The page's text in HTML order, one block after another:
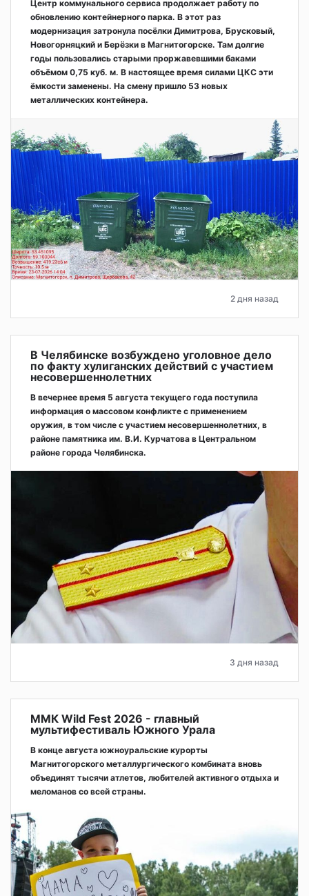
Центр коммунального сервиса продолжает работу по
обновлению контейнерного парка. В этот раз
модернизация затронула посёлки Димитрова, Брусковый,
Новогорняцкий и Берёзки в Магнитогорске. Там долгие
годы пользовались старыми проржавевшими баками
объёмом 0,75 куб. м. В настоящее время силами ЦКС эти
ёмкости заменены. На смену пришло 53 новых
металлических контейнера.
2 дня назад
В Челябинске возбуждено уголовное дело
по факту хулиганских действий с участием
несовершеннолетних
В вечернее время 5 августа текущего года поступила
информация о массовом конфликте с применением
оружия, в том числе с участием несовершеннолетних, в
районе памятника им. В.И. Курчатова в Центральном
районе города Челябинска.
3 дня назад
ММК Wild Fest 2026 - главный
мультифестиваль Южного Урала
В конце августа южноуральские курорты
Магнитогорского металлургического комбината вновь
объединят тысячи атлетов, любителей активного отдыха и
меломанов со всей страны.